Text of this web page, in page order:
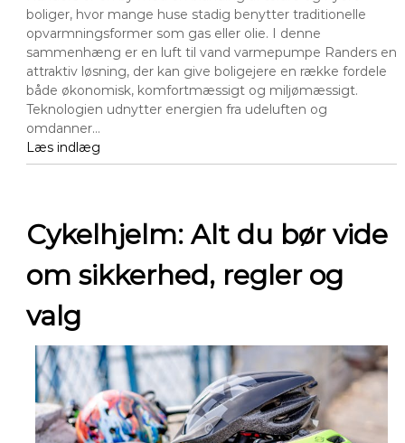
boliger, hvor mange huse stadig benytter traditionelle
opvarmningsformer som gas eller olie. I denne
sammenhæng er en luft til vand varmepumpe Randers en
attraktiv løsning, der kan give boligejere en række fordele
både økonomisk, komfortmæssigt og miljømæssigt.
Teknologien udnytter energien fra udeluften og
omdanner…
Læs indlæg
Cykelhjelm: Alt du bør vide
om sikkerhed, regler og
valg